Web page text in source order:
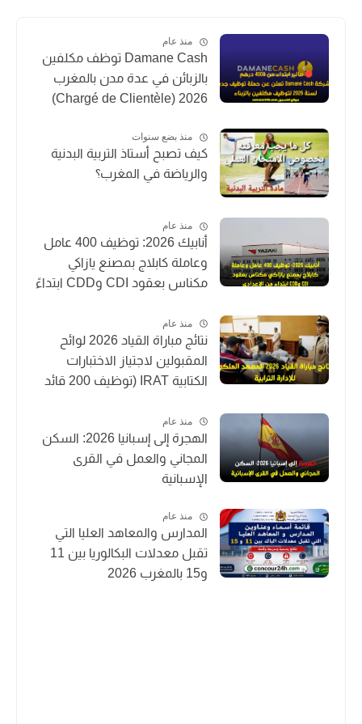
منذ عام
Damane Cash توظف مكلفين
بالزبائن في عدة مدن بالمغرب
2026 (Chargé de Clientèle)
منذ بضع سنوات
كيف تصبح أستاذ التربية البدنية
والرياضة في المغرب؟
منذ عام
أنابيك 2026: توظيف 400 عامل
وعاملة كابلاج بمصنع يازاكي
مكناس بعقود CDI وCDD ابتداءً
منذ عام
نتائج مباراة القياد 2026 لوائح
المقبولين لاجتياز الاختبارات
الكتابية IRAT (توظيف 200 قائد
منذ عام
الهجرة إلى إسبانيا 2026: السكن
المجاني والعمل في القرى
الإسبانية
منذ عام
المدارس والمعاهد العليا التي
تقبل معدلات البكالوريا بين 11
و15 بالمغرب 2026